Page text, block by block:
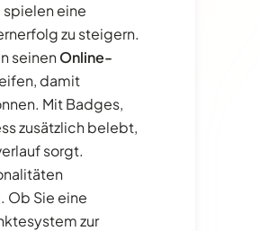
eine
zu steigern.
seinenOnline-
damit
Mit Badges,
zusätzlich belebt,
sorgt.
Ob Sie eine
zur